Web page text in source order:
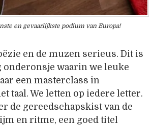
en gevaarlijkste podium van Europa!
en de muzen serieus. Dit is
onderonsje waarin we leuke
een masterclass in
taal. We letten op iedere letter.
de gereedschapskist van de
en ritme, een goed titel